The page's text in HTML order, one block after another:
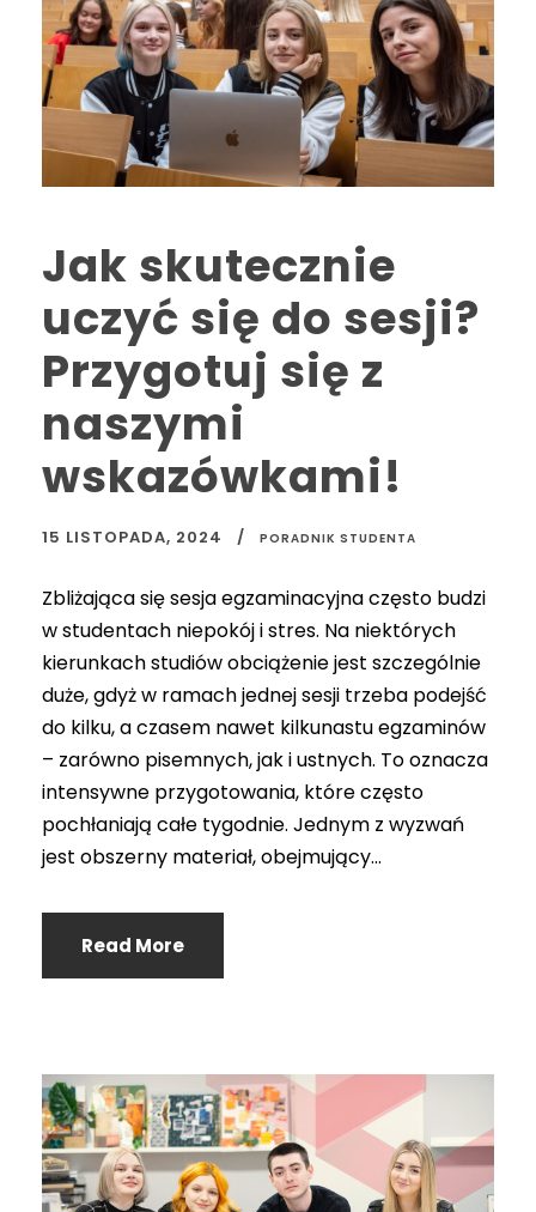
Jak skutecznie
uczyć się do sesji?
Przygotuj się z
naszymi
wskazówkami!
15 LISTOPADA, 2024 PORADNIK STUDENTA
Zbliżająca się sesja egzaminacyjna często budzi
w studentach niepokój i stres. Na niektórych
kierunkach studiów obciążenie jest szczególnie
duże, gdyż w ramach jednej sesji trzeba podejść
do kilku, a czasem nawet kilkunastu egzaminów
– zarówno pisemnych, jak i ustnych. To oznacza
intensywne przygotowania, które często
pochłaniają całe tygodnie. Jednym z wyzwań
jest obszerny materiał, obejmujący...
Read More